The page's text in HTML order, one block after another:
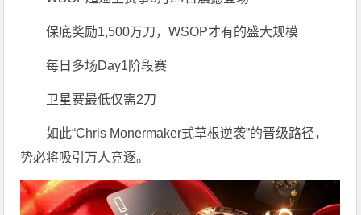
保底奖励1,500万刀，WSOP才有的盛大规模
每日多场Day1阶段赛
卫星赛最低仅需2刀
如此“Chris Monermaker式草根逆袭”的晋级路径，
势必将吸引万人竞逐。